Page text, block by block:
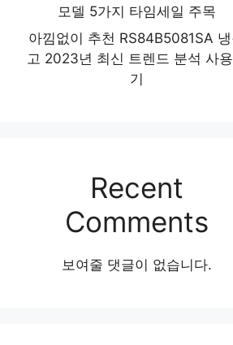
모델 5가지 타임세일 주목
아낌없이 추천 RS84B5081SA
고 2023년 최신 트렌드 분석 사
기
Recent
Comments
보여줄 댓글이 없습니다.